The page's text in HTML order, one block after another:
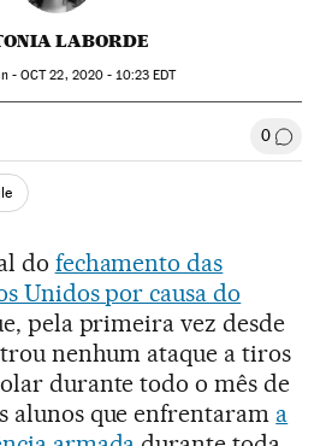
LABORDE
- OCT22, 2020 - 10:23EDT
Twitter
Redes Sociales 0
do fechamento das
Unidos por causa do
pela primeira vez desde
nenhum ataque a tiros
durante todo o mês de
alunos que enfrentaram a